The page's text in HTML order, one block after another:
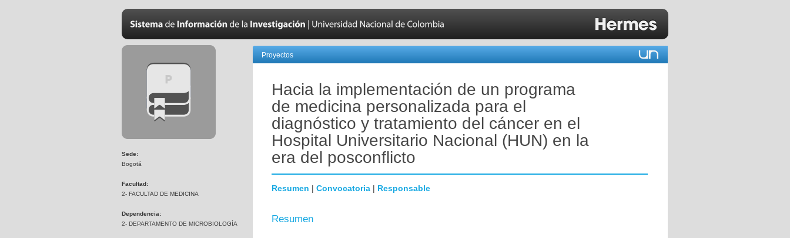
Sede:
Bogotá
Facultad:
2- FACULTAD DE MEDICINA
Dependencia:
2- DEPARTAMENTO DE MICROBIOLOGÍA
Proyectos
Hacia la implementación de un programa
de medicina personalizada para el
diagnóstico y tratamiento del cáncer en el
Hospital Universitario Nacional (HUN) en la
era del posconflicto
Resumen | Convocatoria | Responsable
Resumen